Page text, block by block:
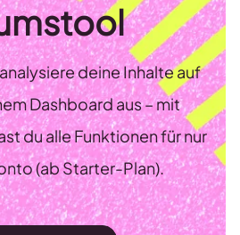
deine Inhalte auf
Dashboard aus – mit
du alle Funktionen für nur
(ab Starter-Plan).